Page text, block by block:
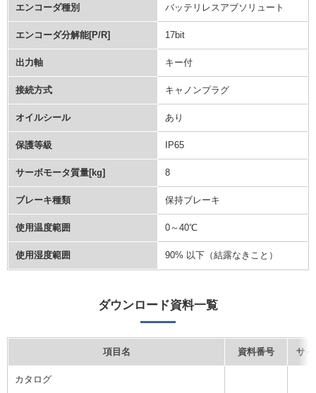
エンコーダ種別 バッテリレスアブソリュート
エンコーダ分解能[P/R] 17bit
出力軸 キー付
接続方式 キャノンプラグ
オイルシール あり
保護等級 IP65
サーボモータ質量[kg] 8
ブレーキ種類 保持ブレーキ
使用温度範囲 0～40℃
使用湿度範囲 90% 以下（結露なきこと）
ダウンロード資料一覧
項目名 資料番号 サイ
カタログ